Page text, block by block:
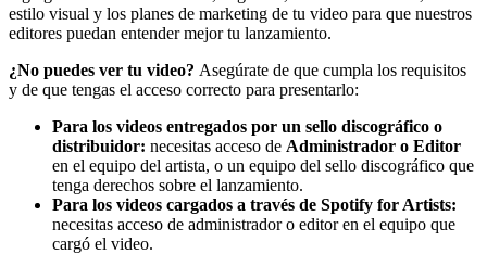
estilo visual y los planes de marketing de tu video para que nuestros
editores puedan entender mejor tu lanzamiento.
¿No puedes ver tu video? Asegúrate de que cumpla los requisitos
y de que tengas el acceso correcto para presentarlo:
Para los videos entregados por un sello discográfico o
distribuidor: necesitas acceso de Administrador o Editor
en el equipo del artista, o un equipo del sello discográfico que
tenga derechos sobre el lanzamiento.
Para los videos cargados a través de Spotify for Artists:
necesitas acceso de administrador o editor en el equipo que
cargó el video.